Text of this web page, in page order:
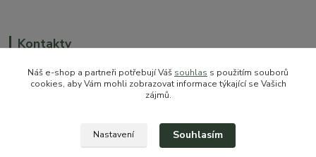
Kontakty
sales@prokytky.cz
Náš e-shop a partneři potřebují Váš souhlas s použitím souborů
cookies, aby Vám mohli zobrazovat informace týkající se Vašich
zájmů.
Nastavení Souhlasím